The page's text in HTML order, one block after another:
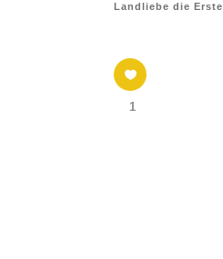
Landliebe die Erste
1